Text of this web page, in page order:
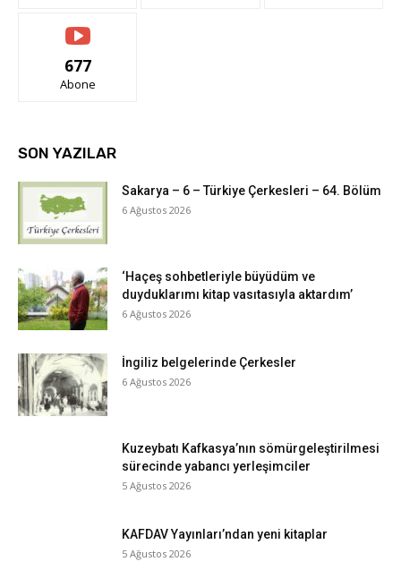
677
Abone
SON YAZILAR
Sakarya – 6 – Türkiye Çerkesleri – 64. Bölüm
6 Ağustos 2026
‘Haçeş sohbetleriyle büyüdüm ve
duyduklarımı kitap vasıtasıyla aktardım’
6 Ağustos 2026
İngiliz belgelerinde Çerkesler
6 Ağustos 2026
Kuzeybatı Kafkasya’nın sömürgeleştirilmesi
sürecinde yabancı yerleşimciler
5 Ağustos 2026
KAFDAV Yayınları’ndan yeni kitaplar
5 Ağustos 2026